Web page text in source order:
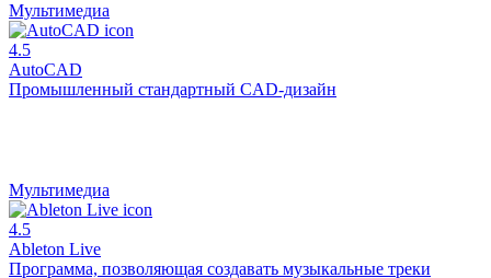
Мультимедиа
4.5
AutoCAD
Промышленный стандартный CAD-дизайн
Мультимедиа
4.5
Ableton Live
Программа, позволяющая создавать музыкальные треки